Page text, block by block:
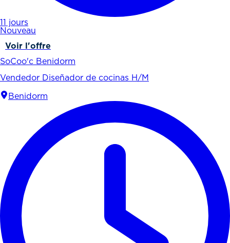
11 jours
Nouveau
Voir l'offre
SoCoo'c Benidorm
Vendedor Diseñador de cocinas H/M
Benidorm